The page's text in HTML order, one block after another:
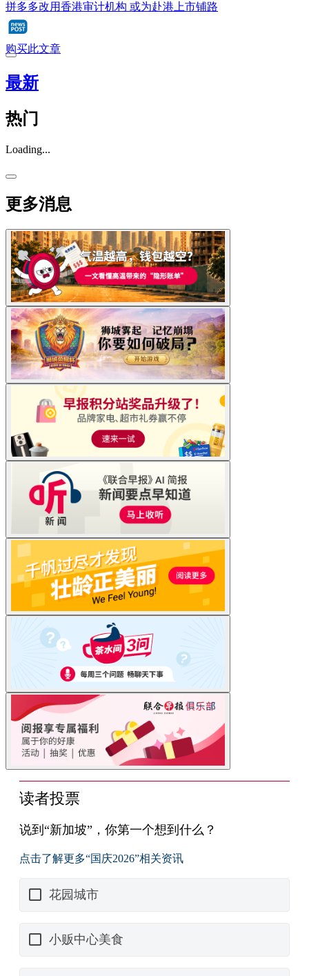
拼多多改用香港审计机构 或为赴港上市铺路
购买此文章
最新
热门
Loading...
更多消息